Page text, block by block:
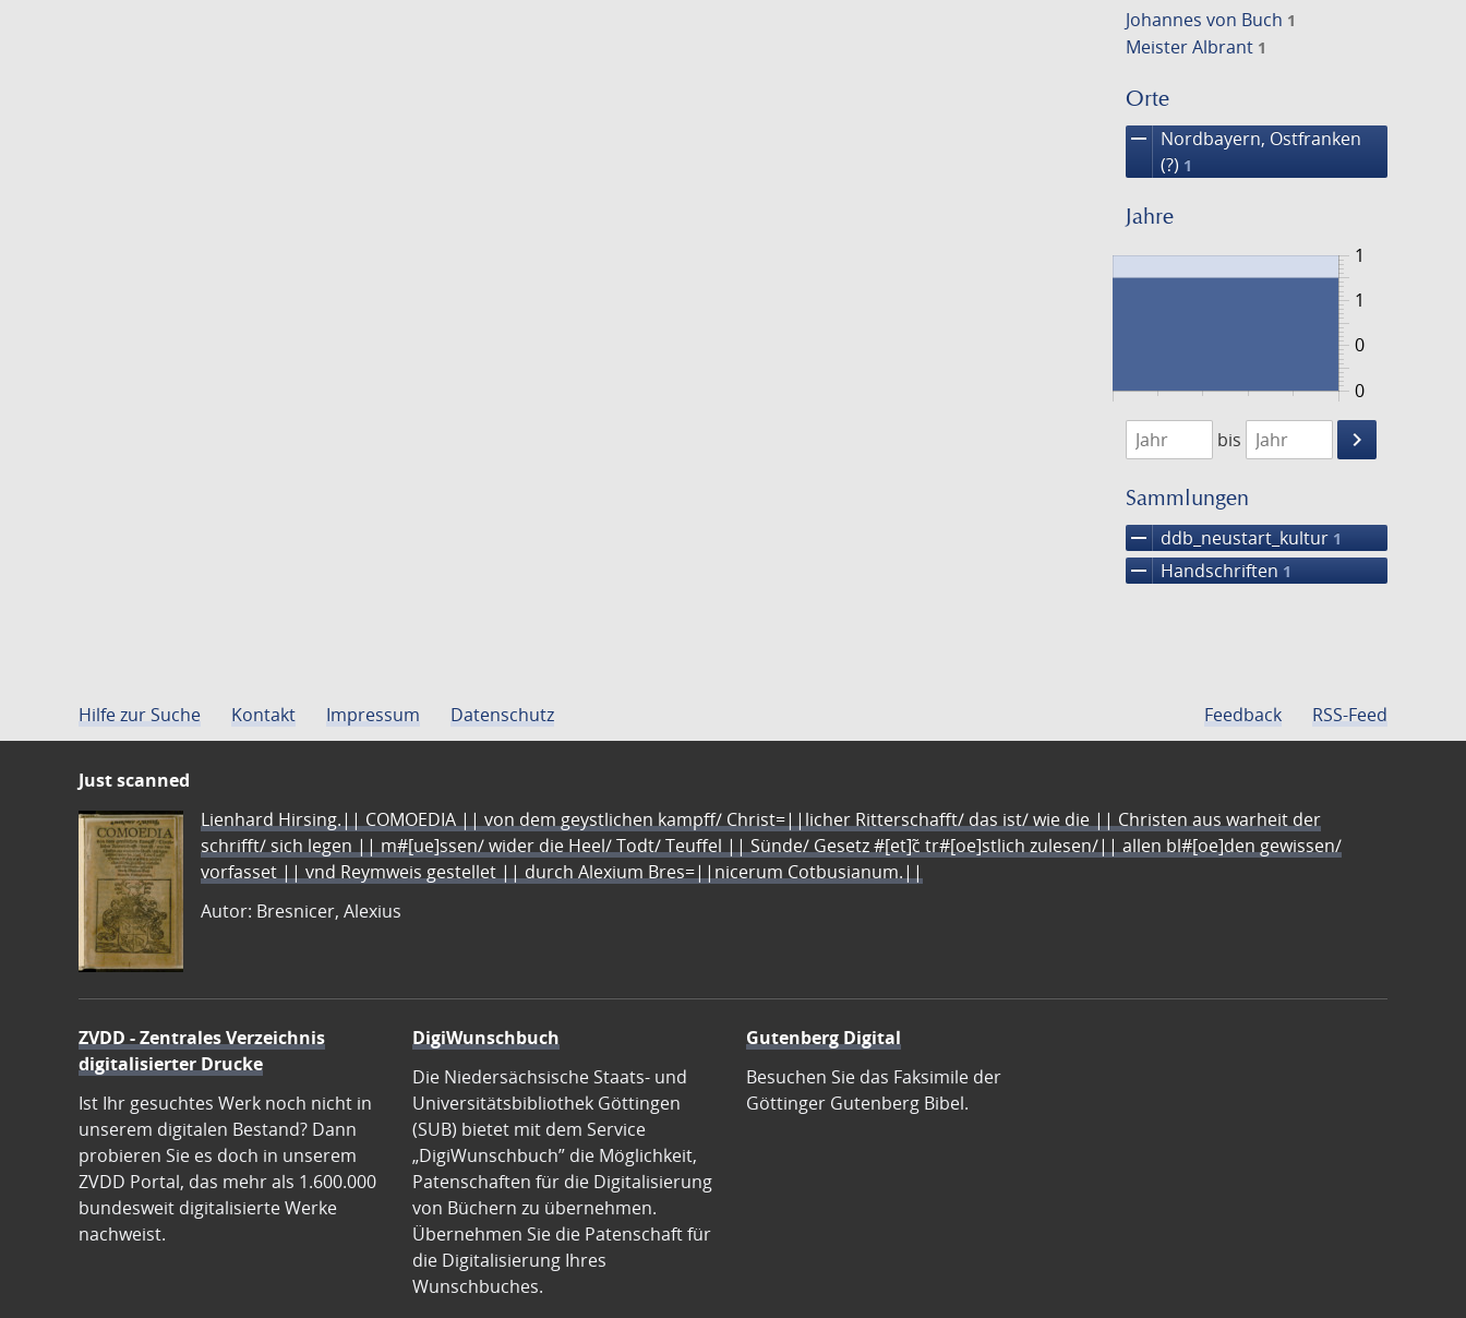
Johannes von Buch 1
Meister Albrant 1
Orte
remove
Nordbayern, Ostfranken
(?) 1
Jahre
0
1
0
1
1474
1475
bis
keyboard_arrow_right
Suche
Sammlungen
remove ddb_neustart_kultur 1
remove Handschriften 1
Hilfe zur Suche Kontakt Impressum Datenschutz Feedback RSS-Feed
Just scanned
Lienhard Hirsing.|| COMOEDIA || von dem geystlichen kampff/ Christ=||licher Ritterschafft/ das ist/ wie die || Christen aus warheit der
schrifft/ sich legen || m#[ue]ssen/ wider die Heel/ Todt/ Teuffel || Sünde/ Gesetz #[et]c̃ tr#[oe]stlich zulesen/|| allen bl#[oe]den gewissen/
vorfasset || vnd Reymweis gestellet || durch Alexium Bres=||nicerum Cotbusianum.||
Autor: Bresnicer, Alexius
ZVDD - Zentrales Verzeichnis
digitalisierter Drucke
Ist Ihr gesuchtes Werk noch nicht in
unserem digitalen Bestand? Dann
probieren Sie es doch in unserem
ZVDD Portal, das mehr als 1.600.000
bundesweit digitalisierte Werke
nachweist.
DigiWunschbuch
Die Niedersächsische Staats- und
Universitätsbibliothek Göttingen
(SUB) bietet mit dem Service
„DigiWunschbuch” die Möglichkeit,
Patenschaften für die Digitalisierung
von Büchern zu übernehmen.
Übernehmen Sie die Patenschaft für
die Digitalisierung Ihres
Wunschbuches.
Gutenberg Digital
Besuchen Sie das Faksimile der
Göttinger Gutenberg Bibel.